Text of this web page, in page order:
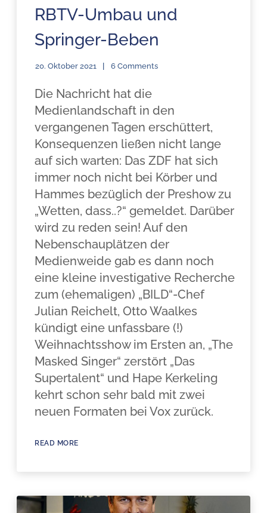
RBTV-Umbau und
Springer-Beben
20. Oktober 2021 6 Comments
Die Nachricht hat die
Medienlandschaft in den
vergangenen Tagen erschüttert,
Konsequenzen ließen nicht lange
auf sich warten: Das ZDF hat sich
immer noch nicht bei Körber und
Hammes bezüglich der Preshow zu
„Wetten, dass..?“ gemeldet. Darüber
wird zu reden sein! Auf den
Nebenschauplätzen der
Medienweide gab es dann noch
eine kleine investigative Recherche
zum (ehemaligen) „BILD“-Chef
Julian Reichelt, Otto Waalkes
kündigt eine unfassbare (!)
Weihnachtsshow im Ersten an, „The
Masked Singer“ zerstört „Das
Supertalent“ und Hape Kerkeling
kehrt schon sehr bald mit zwei
neuen Formaten bei Vox zurück.
READ MORE